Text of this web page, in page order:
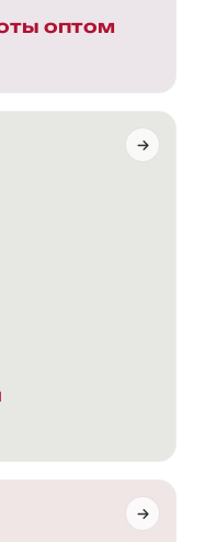
оптом